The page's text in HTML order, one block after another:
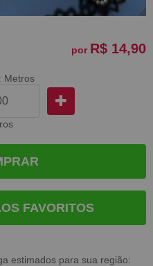
por R$ 14,90
Metros
FAVORITOS
estimados para sua região: